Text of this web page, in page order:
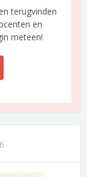
terugvinden
en
meteen!
6